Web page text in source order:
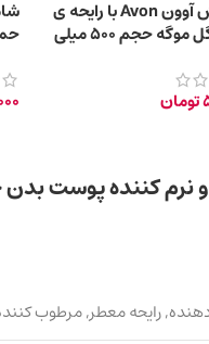
کرم دوش آوون Avon با رایحه ی
سیب و گل موگه حجم 500 میلی
تومان
پوست بدن حجم 500
,رایحه معطر,مرطوب